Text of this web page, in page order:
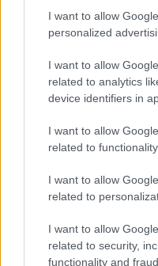
I want to allow
personalized
I want to allow
related to analytics
device identifiers in
I want to allow
related to
I want to allow
related to
I want to allow
related to security,
functionality and
levegőt, nem gátolja a
Sokan azt hiszik, hogy
konyhakerti ültetési
hidegtűrő
például zöldsalátát,
zöldbabbal, uborkával
dísznövényeknek sem
ültessünk
körömvirágot, vagy
meglepetéseket